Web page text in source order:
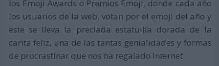
los Emoji Awards o Premios Emoji, donde cada año
los usuarios de la web, votan por el emoji del año y
este se lleva la preciada estatuilla dorada de la
carita feliz, una de las tantas genialidades y formas
de procrastinar que nos ha regalado Internet.